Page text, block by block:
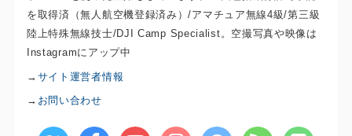
を取得済（無人航空機登録済み）/アマチュア無線4級/第三級
陸上特殊無線技士/DJI Camp Specialist。空撮写真や映像は
Instagramにアップ中
→ サイト運営者情報
→ お問い合わせ